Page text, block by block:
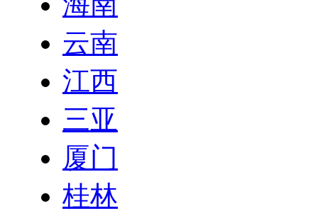
云南
江西
三亚
厦门
桂林